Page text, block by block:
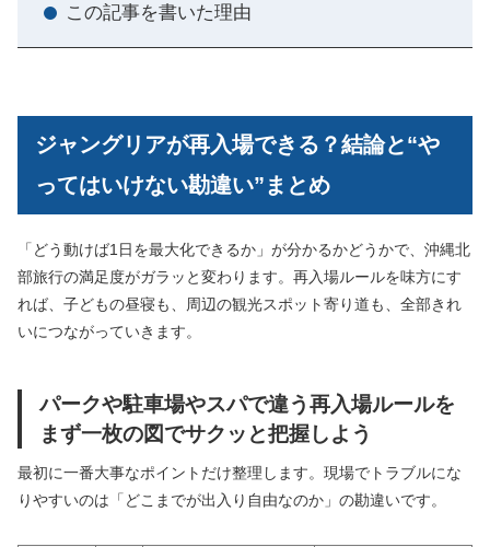
この記事を書いた理由
ジャングリアが再入場できる？結論と“や
ってはいけない勘違い”まとめ
「どう動けば1日を最大化できるか」が分かるかどうかで、沖縄北
部旅行の満足度がガラッと変わります。再入場ルールを味方にす
れば、子どもの昼寝も、周辺の観光スポット寄り道も、全部きれ
いにつながっていきます。
パークや駐車場やスパで違う再入場ルールを
まず一枚の図でサクッと把握しよう
最初に一番大事なポイントだけ整理します。現場でトラブルにな
りやすいのは「どこまでが出入り自由なのか」の勘違いです。